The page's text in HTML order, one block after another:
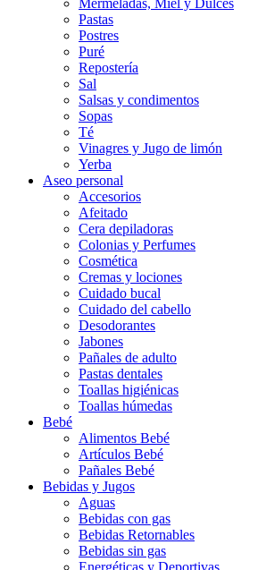
Mermeladas, Miel y Dulces
Pastas
Postres
Puré
Repostería
Sal
Salsas y condimentos
Sopas
Té
Vinagres y Jugo de limón
Yerba
Aseo personal
Accesorios
Afeitado
Cera depiladoras
Colonias y Perfumes
Cosmética
Cremas y lociones
Cuidado bucal
Cuidado del cabello
Desodorantes
Jabones
Pañales de adulto
Pastas dentales
Toallas higiénicas
Toallas húmedas
Bebé
Alimentos Bebé
Artículos Bebé
Pañales Bebé
Bebidas y Jugos
Aguas
Bebidas con gas
Bebidas Retornables
Bebidas sin gas
Energéticas y Deportivas